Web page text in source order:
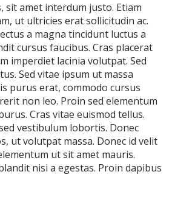
sit amet interdum justo. Etiam
ut ultricies erat sollicitudin ac.
a magna tincidunt luctus a
cursus faucibus. Cras placerat
imperdiet lacinia volutpat. Sed
Sed vitae ipsum ut massa
purus erat, commodo cursus
non leo. Proin sed elementum
Cras vitae euismod tellus.
vestibulum lobortis. Donec
ut volutpat massa. Donec id velit
ut sit amet mauris.
nisi a egestas. Proin dapibus